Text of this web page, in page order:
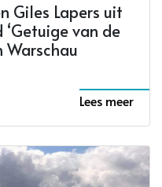
Giles Lapers uit
van de
Warschau
Lees meer